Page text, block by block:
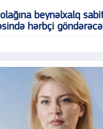
beynəlxalq
hərbçi